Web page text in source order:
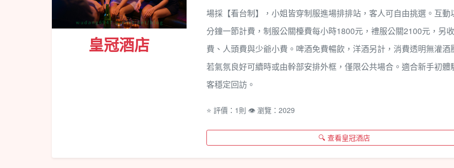
皇冠酒店
場採【看台制】，小姐皆穿制服進場排排站，客人可自由挑選。互動
分鐘一節計費，制服公關檯費每小時1800元，禮服公關2100元，另
費、人頭費與少爺小費。啤酒免費暢飲，洋酒另計，消費透明無灌酒
若氣氛良好可續時或由幹部安排外框，僅限公共場合。適合新手初體
客穩定回訪。
⭐ 評價：1則 👁️ 瀏覽：2029
🔍 查看皇冠酒店